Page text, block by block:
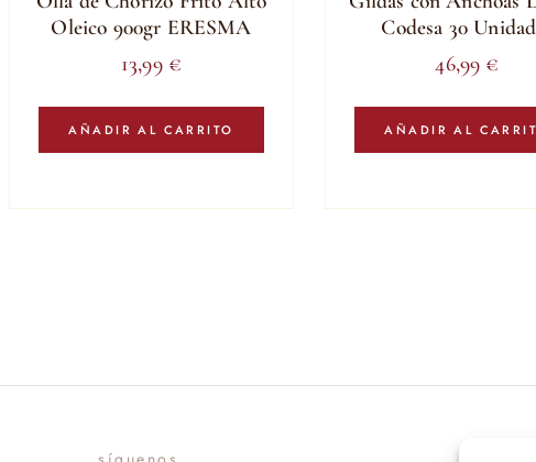
Oleico 900gr ERESMA
13,99 €
AÑADIR AL CARRITO
Codesa 30
46,99 €
AÑADIR AL